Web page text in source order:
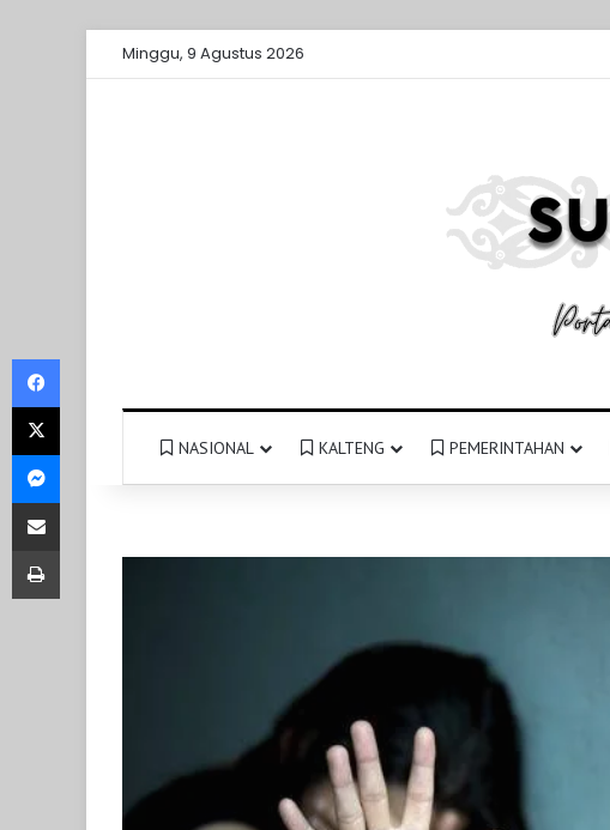
Minggu, 9 Agustus 2026
NASIONAL KALTENG PEMERINTAHAN
Facebook
X
Messenger
Share via Email